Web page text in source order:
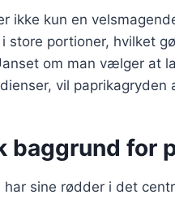
ikke kun en
i store portioner, hvilket
om man vælger at
vil
baggrund for
har sine rødder i det